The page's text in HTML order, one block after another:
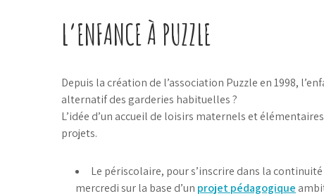
L’ENFANCE À PUZZLE
Depuis la création de l’association Puzzle en 1998,
alternatif des garderies habituelles ?
L’idée d’un accueil de loisirs maternels et
projets.
Le périscolaire, pour s’inscrire dans la
mercredi sur la base d’un projet pédagogique